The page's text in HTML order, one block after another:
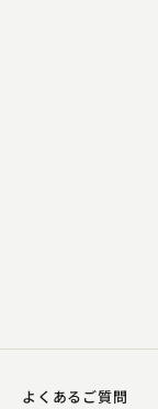
よくあるご質問